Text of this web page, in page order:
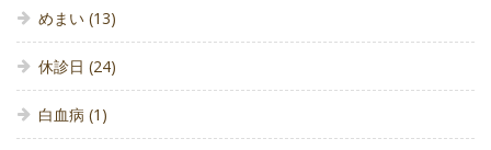
めまい (13)
休診日 (24)
白血病 (1)